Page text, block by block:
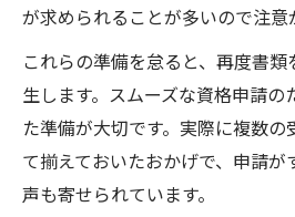
が求められることが多いので注意
これらの準備を怠ると、再度書
生します。スムーズな資格申請の
た準備が大切です。実際に複数
て揃えておいたおかげで、申請が
声も寄せられています。